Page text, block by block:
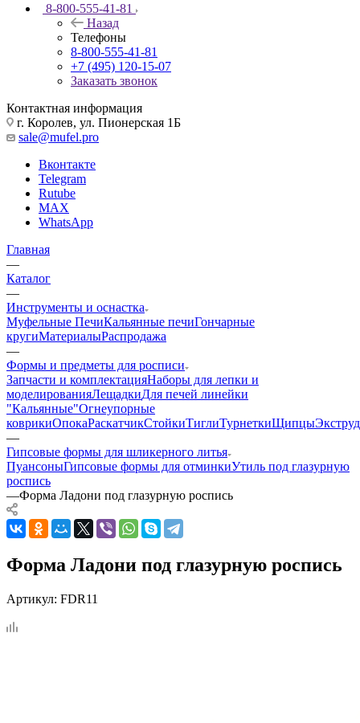
8-800-555-41-81
Назад
Телефоны
8-800-555-41-81
+7 (495) 120-15-07
Заказать звонок
Контактная информация
г. Королев, ул. Пионерская 1Б
sale@mufel.pro
Вконтакте
Telegram
Rutube
MAX
WhatsApp
Главная
—
Каталог
—
Инструменты и оснастка
Муфельные ПечиКальянные печиГончарные
кругиМатериалыРаспродажа
—
Формы и предметы для росписи
Запчасти и комплектацияНаборы для лепки и
моделированияЛещадкиДля печей линейки
"Кальянные"Огнеупорные
коврикиОпокаРаскатчикСтойкиТиглиТурнеткиЩипцы
—
Гипсовые формы для шликерного литья
ПуансоныГипсовые формы для отминкиУтиль под глазурную
роспись
—Форма Ладони под глазурную роспись
Форма Ладони под глазурную роспись
Артикул: FDR11